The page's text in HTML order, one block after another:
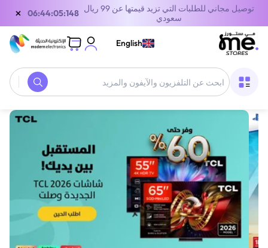
توصيل مجاني للطلبات التي تزيد قيمتها عن 99 ريال
سعودي
06:44:05:148
×
English